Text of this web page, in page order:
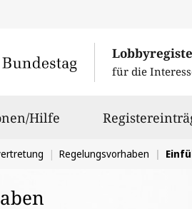
für die
Hilfe
Regelungsvorhaben